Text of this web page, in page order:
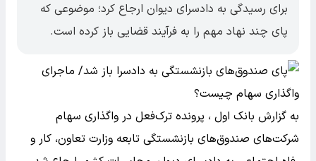
برای رسیدگی به دادسرای دیوان ارجاع کرد؛ موضوعی که
پای چند نهاد مهم را به فرآیند قضایی باز کرده است.
به گزارش بانک اول ، پرونده ترک‌فعل در واگذاری سهام
شرکت‌های صندوق‌های بازنشستگی تابعه وزارت تعاون، کار و